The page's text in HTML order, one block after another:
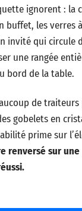
ignorent : la
buffet, les verres
invité qui circule
une rangée
bord de la table.
de
gobelets en
prime sur
renversé sur une